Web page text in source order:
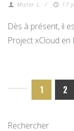
Mister L. / 17
Dès à présent, il
Project xCloud en
1 2
Rechercher